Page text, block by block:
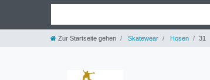
Zur Startseite gehen Skatewear Hosen 31